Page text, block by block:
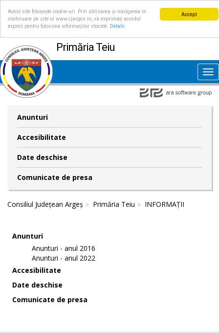
Accept
Acest site folosește cookie-uri. Prin utilizarea și navigarea în
continuare pe site-ul www.cjarges.ro, vă exprimați acordul
expres pentru folosirea informațiilor stocate.
Detalii
Primăria Teiu
Anunturi
Accesibilitate
Date deschise
Comunicate de presa
Consiliul Județean Argeș Primăria Teiu INFORMAȚII
Anunturi
Anunturi - anul 2016
Anunturi - anul 2022
Accesibilitate
Date deschise
Comunicate de presa